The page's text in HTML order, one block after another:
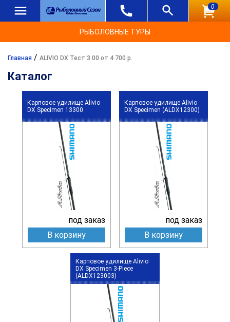
0
РЫБОЛОВНЫЕ ТУРЫ
Главная / ALIVIO DX Тест 3.00 от 4 700 р.
Каталог
Карповое удилище Alivio
DX Specimen 13300
под заказ
В корзину
Карповое удилище Alivio
DX Specimen (ALDX12300)
под заказ
В корзину
Карповое удилище Alivio
DX Specimen 3-Piece
(ALDX123003)